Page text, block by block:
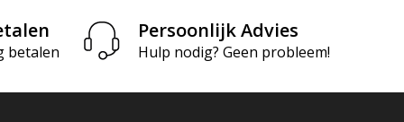
betalen
Persoonlijk Advies
Hulp nodig? Geen probleem!